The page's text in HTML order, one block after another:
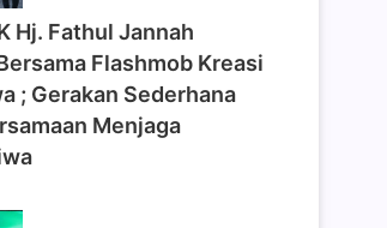
Hj. Fathul Jannah
Flashmob Kreasi
; Gerakan Sederhana
Menjaga